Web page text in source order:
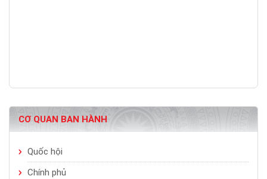
CƠ QUAN BAN HÀNH
Quốc hội
Chính phủ